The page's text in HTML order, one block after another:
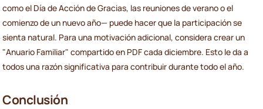
como el Día de Acción de Gracias, las reuniones de verano o el
comienzo de un nuevo año— puede hacer que la participación se
sienta natural. Para una motivación adicional, considera crear un
"Anuario Familiar" compartido en PDF cada diciembre. Esto le da a
todos una razón significativa para contribuir durante todo el año.
Conclusión